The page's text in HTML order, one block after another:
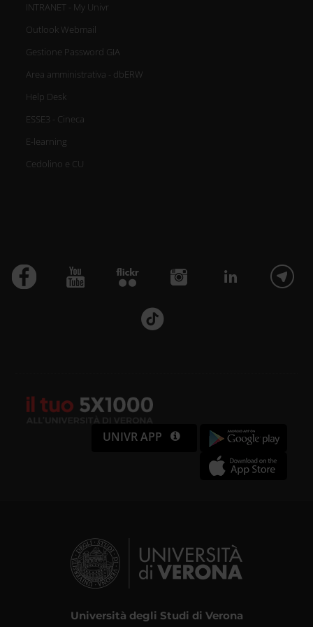
INTRANET - My Univr
Outlook Webmail
Gestione Password GIA
Area amministrativa - dbERW
Help Desk
ESSE3 - Cineca
E-learning
Cedolino e CU
UNIVR APP
Università degli Studi di Verona